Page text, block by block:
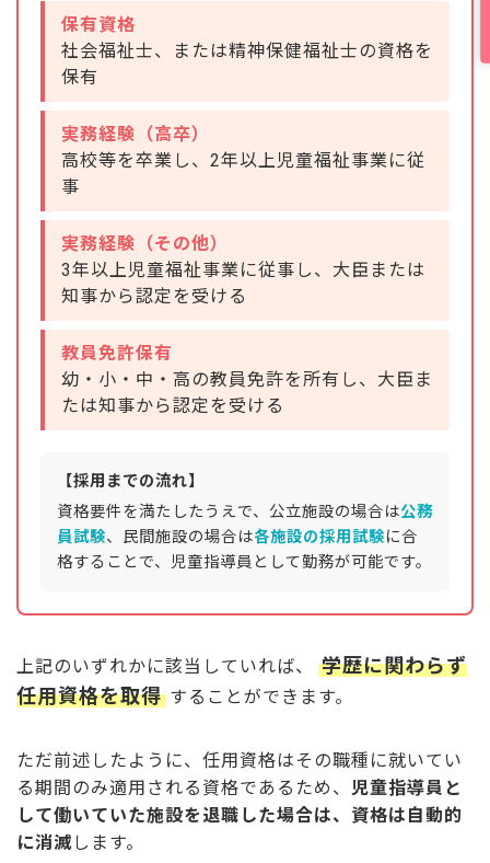
保有資格
社会福祉士、または精神保健福祉士の資格を
保有
実務経験（高卒）
高校等を卒業し、2年以上児童福祉事業に従
事
実務経験（その他）
3年以上児童福祉事業に従事し、大臣または
知事から認定を受ける
教員免許保有
幼・小・中・高の教員免許を所有し、大臣ま
たは知事から認定を受ける
【採用までの流れ】
資格要件を満たしたうえで、公立施設の場合は公務
員試験、民間施設の場合は各施設の採用試験に合
格することで、児童指導員として勤務が可能です。
上記のいずれかに該当していれば、
学歴に関わらず
任用資格を取得 することができます。
ただ前述したように、任用資格はその職種に就いてい
る期間のみ適用される資格であるため、 児童指導員と
して働いていた施設を退職した場合は、資格は自動的
に消滅します。